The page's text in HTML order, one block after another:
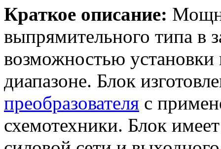
Краткое описание:
выпрямительного типа в
возможностью
диапазоне. Блок
преобразователя с
схемотехники. Блок